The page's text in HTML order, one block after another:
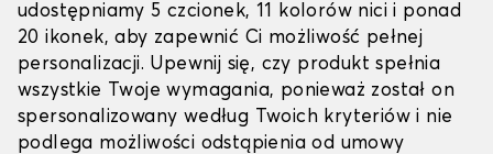
udostępniamy 5 czcionek, 11 kolorów nici i ponad
20 ikonek, aby zapewnić Ci możliwość pełnej
personalizacji. Upewnij się, czy produkt spełnia
wszystkie Twoje wymagania, ponieważ został on
spersonalizowany według Twoich kryteriów i nie
podlega możliwości odstąpienia od umowy